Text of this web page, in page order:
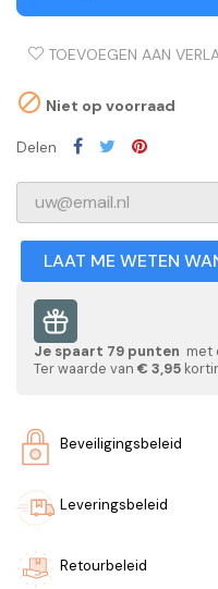
TOEVOEGEN AAN
 Niet op voorraad
Delen
LAAT ME WETEN
Je spaart 79 punten met
Ter waarde van € 3,95
Beveiligingsbeleid
Leveringsbeleid
Retourbeleid